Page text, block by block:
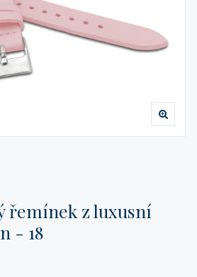
řemínek z luxusní
- 18